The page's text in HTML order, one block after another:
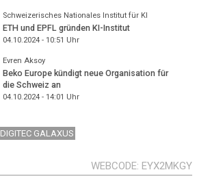
Schweizerisches Nationales Institut für KI
ETH und EPFL gründen KI-Institut
04.10.2024 - 10:51 Uhr
Evren Aksoy
Beko Europe kündigt neue Organisation für
die Schweiz an
04.10.2024 - 14:01 Uhr
DIGITEC GALAXUS
WEBCODE EYX2MKGY